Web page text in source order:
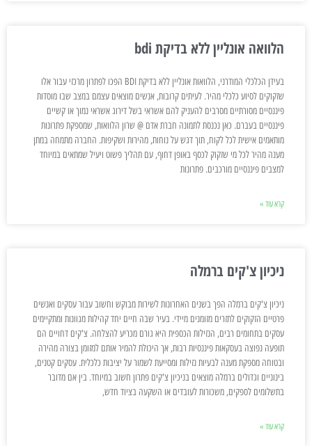
הלוואה אונליין ללא בדיקת bdi
בעידן הכלכלי המודרני, הלוואות אונליין ללא בדיקת BDI הפכו לפתרון מרכזי עבור אלו
שזקוקים לסיוע כלכלי מהיר. לעיתים קרובות, אנשים מוצאים עצמם במצב שבו מוסדות
פיננסיים מסורתיים מסרבים להעניק להם אשראי בשל דירוג אשראי נמוך או קשיים
פיננסיים בעברם. כאן נכנסת לתמונה חברת אדם @ שרון הלוואות, שמספקת פתרונות
מותאמים אישית לכל לקוח, תוך דגש על נוחות, מהירות ושקיפות. החברה מתמחה במתן
מענה מהיר לכל מי שזקוק לכסף באופן דחוף, עם תהליך פשוט ויעיל שמתאים במיוחד
למצבים פיננסיים מורכבים. פתרונות
קרא עוד »
ניכיון צ'קים ברמלה
ניכיון צ'קים ברמלה הפך בשנים האחרונות לשירות מבוקש וחשוב עבור עסקים ואנשים
פרטיים הזקוקים לתזרים מזומנים מיידי. בעיר שבה חיים יחד קהילות מגוונות ומתקיימים
עסקים בתחומים רבים, הנזילות הכספית היא גורם מכריע להצלחה. צ'קים דחויים הם
תופעה נפוצה בעסקאות פיננסיות רבות, אך היכולת להמיר אותם למזומן בצורה מהירה
ובטוחה מספקת מענה לבעיות נזילות ומסייעת לשמור על יציבות כלכלית. עסקים קטנים,
בינוניים וגדולים ברמלה מוצאים בניכיון צ'קים פתרון חשוב במיוחד. בין אם מדובר
בתשלומים לספקים, משכורות לעובדים או השקעה בציוד חדש,
קרא עוד »